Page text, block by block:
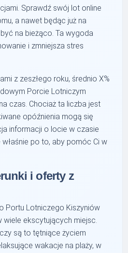
Sprawdź swój lot online
a nawet będąc już na
na bieżąco. Ta wygoda
i zmniejsza stres
z zeszłego roku, średnio X%
Porcie Lotniczym
czas. Chociaż ta liczba jest
opóźnienia mogą się
informacji o locie w czasie
po to, aby pomóc Ci w
i oferty z
Portu Lotniczego Kiszyniów
ekscytujących miejsc.
są to tętniące życiem
wakacje na plaży, w